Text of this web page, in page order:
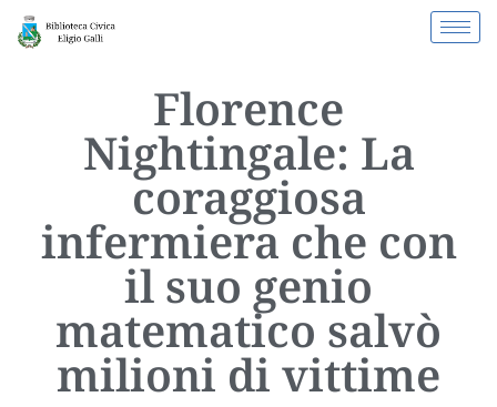
Florence
Nightingale: La
coraggiosa
infermiera che con
il suo genio
matematico salvò
milioni di vittime